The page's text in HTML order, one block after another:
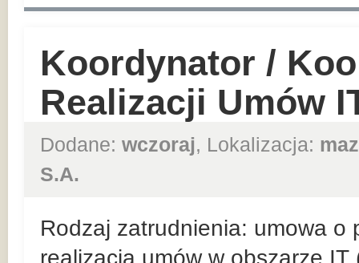
Koordynator /
Realizacji Umów
Dodane: wczoraj, Lokalizacja:
S.A.
Rodzaj zatrudnienia: umowa o
realizacją umów w obszarze IT